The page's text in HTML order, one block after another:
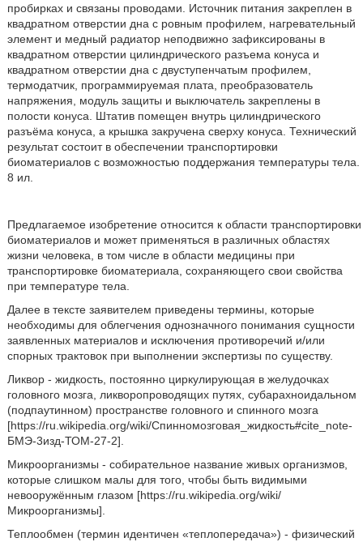
пробирках и связаны проводами. Источник питания закреплен в
квадратном отверстии дна с ровным профилем, нагревательный
элемент и медный радиатор неподвижно зафиксированы в
квадратном отверстии цилиндрического разъема конуса и
квадратном отверстии дна с двуступенчатым профилем,
термодатчик, программируемая плата, преобразователь
напряжения, модуль защиты и выключатель закреплены в
полости конуса. Штатив помещен внутрь цилиндрического
разъёма конуса, а крышка закручена сверху конуса. Технический
результат состоит в обеспечении транспортировки
биоматериалов с возможностью поддержания температуры тела.
8 ил.
Предлагаемое изобретение относится к области транспортировки
биоматериалов и может применяться в различных областях
жизни человека, в том числе в области медицины при
транспортировке биоматериала, сохраняющего свои свойства
при температуре тела.
Далее в тексте заявителем приведены термины, которые
необходимы для облегчения однозначного понимания сущности
заявленных материалов и исключения противоречий и/или
спорных трактовок при выполнении экспертизы по существу.
Ликвор - жидкость, постоянно циркулирующая в желудочках
головного мозга, ликворопроводящих путях, субарахноидальном
(подпаутинном) пространстве головного и спинного мозга
[https://ru.wikipedia.org/wiki/Спинномозговая_жидкость#cite_note-
БМЭ-3изд-ТОМ-27-2].
Микроорганизмы - собирательное название живых организмов,
которые слишком малы для того, чтобы быть видимыми
невооружённым глазом [https://ru.wikipedia.org/wiki/
Микроорганизмы].
Теплообмен (термин идентичен «теплопередача») - физический